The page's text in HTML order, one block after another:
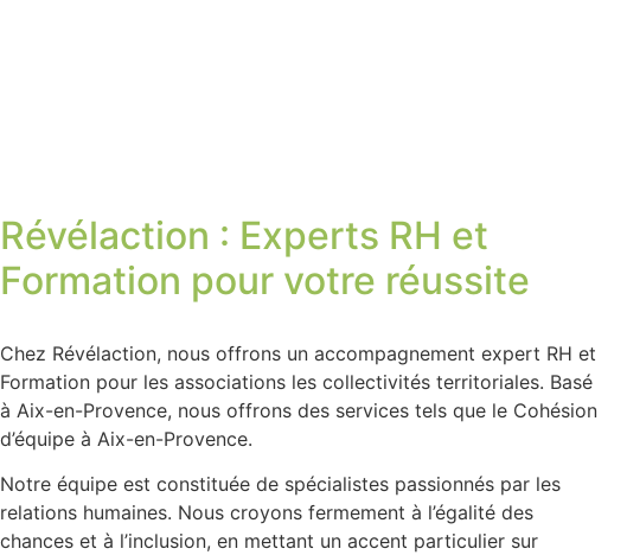
Révélaction : Experts RH et
Formation pour votre réussite
Chez Révélaction, nous offrons un accompagnement expert RH et
Formation pour les associations les collectivités territoriales. Basé
à Aix-en-Provence, nous offrons des services tels que le Cohésion
d’équipe à Aix-en-Provence.
Notre équipe est constituée de spécialistes passionnés par les
relations humaines. Nous croyons fermement à l’égalité des
chances et à l’inclusion, en mettant un accent particulier sur